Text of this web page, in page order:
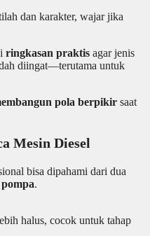
dan karakter, wajar jika
ringkasan praktis agar jenis
diingat—terutama untuk
pola berpikir saat
Mesin Diesel
bisa dipahami dari dua
.
halus, cocok untuk tahap